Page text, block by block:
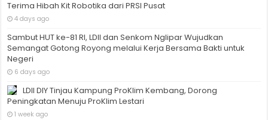
Terima Hibah Kit Robotika dari PRSI Pusat
4 days ago
Sambut HUT ke-81 RI, LDII dan Senkom Nglipar Wujudkan
Semangat Gotong Royong melalui Kerja Bersama Bakti untuk
Negeri
6 days ago
LDII DIY Tinjau Kampung ProKlim Kembang, Dorong
Peningkatan Menuju ProKlim Lestari
1 week ago